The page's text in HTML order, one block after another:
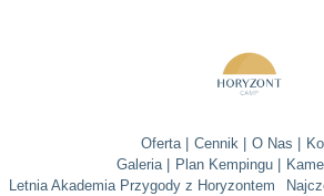
Oferta | Cennik | O Nas |
Galeria |
Plan Kempingu |
Letnia Akademia Przygody z Horyzontem